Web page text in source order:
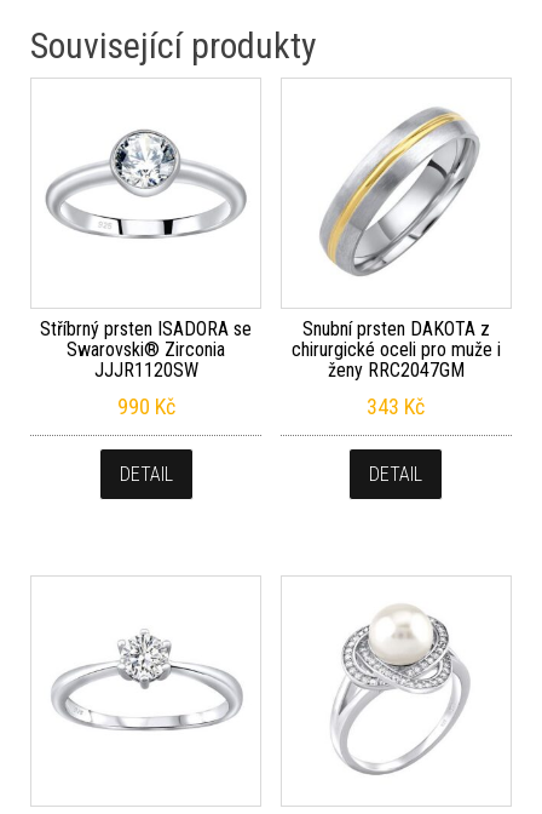
Související produkty
Stříbrný prsten ISADORA se
Swarovski® Zirconia
JJJR1120SW
990 Kč
DETAIL
Snubní prsten DAKOTA z
chirurgické oceli pro muže i
ženy RRC2047GM
343 Kč
DETAIL